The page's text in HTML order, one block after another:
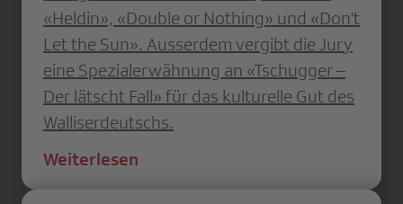
«Heldin», «Double or Nothing» und «Don't
Let the Sun». Ausserdem vergibt die Jury
eine Spezialerwähnung an «Tschugger –
Der lätscht Fall» für das kulturelle Gut des
Walliserdeutschs.
Weiterlesen